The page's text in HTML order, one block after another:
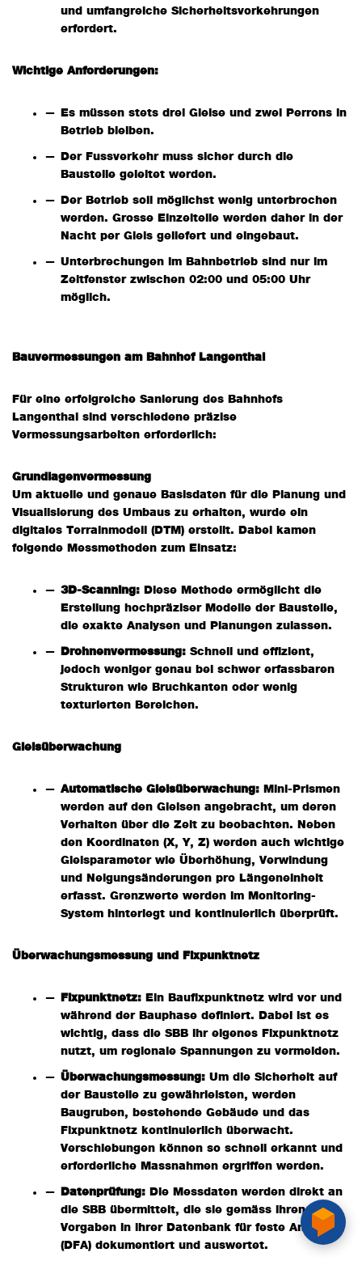
und umfangreiche Sicherheitsvorkehrungen
erfordert.
Wichtige Anforderungen:
Es müssen stets drei Gleise und zwei Perrons in
Betrieb bleiben.
Der Fussverkehr muss sicher durch die
Baustelle geleitet werden.
Der Betrieb soll möglichst wenig unterbrochen
werden. Grosse Einzelteile werden daher in der
Nacht per Gleis geliefert und eingebaut.
Unterbrechungen im Bahnbetrieb sind nur im
Zeitfenster zwischen 02:00 und 05:00 Uhr
möglich.
Bauvermessungen am Bahnhof Langenthal
Für eine erfolgreiche Sanierung des Bahnhofs
Langenthal sind verschiedene präzise
Vermessungsarbeiten erforderlich:
Grundlagenvermessung
Um aktuelle und genaue Basisdaten für die Planung und
Visualisierung des Umbaus zu erhalten, wurde ein
digitales Terrainmodell (DTM) erstellt. Dabei kamen
folgende Messmethoden zum Einsatz:
3D-Scanning:Diese Methode ermöglicht die
Erstellung hochpräziser Modelle der Baustelle,
die exakte Analysen und Planungen zulassen.
Drohnenvermessung:Schnell und effizient,
jedoch weniger genau bei schwer erfassbaren
Strukturen wie Bruchkanten oder wenig
texturierten Bereichen.
Gleisüberwachung
Automatische Gleisüberwachung:Mini-Prismen
werden auf den Gleisen angebracht, um deren
Verhalten über die Zeit zu beobachten. Neben
den Koordinaten (X, Y, Z) werden auch wichtige
Gleisparameter wie Überhöhung, Verwindung
und Neigungsänderungen pro Längeneinheit
erfasst. Grenzwerte werden im Monitoring-
System hinterlegt und kontinuierlich überprüft.
Überwachungsmessung und Fixpunktnetz
Fixpunktnetz:Ein Baufixpunktnetz wird vor und
während der Bauphase definiert. Dabei ist es
wichtig, dass die SBB ihr eigenes Fixpunktnetz
nutzt, um regionale Spannungen zu vermeiden.
Überwachungsmessung:Um die Sicherheit auf
der Baustelle zu gewährleisten, werden
Baugruben, bestehende Gebäude und das
Fixpunktnetz kontinuierlich überwacht.
Verschiebungen können so schnell erkannt und
erforderliche Massnahmen ergriffen werden.
Datenprüfung:Die Messdaten werden direkt an
die SBB übermittelt, die sie gemäss ihren
Vorgaben in ihrer Datenbank für feste Anlagen
(DFA) dokumentiert und auswertet.